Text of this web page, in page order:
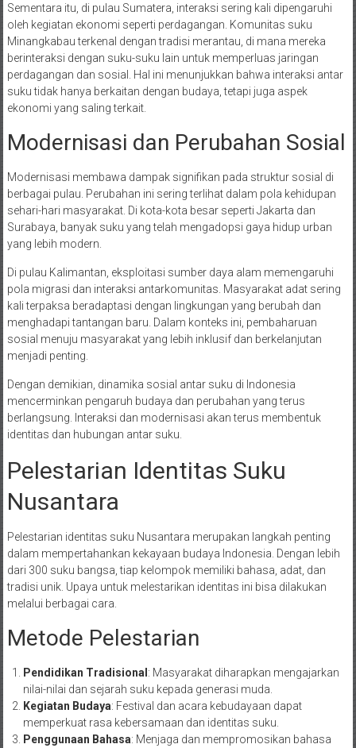
Sementara itu, di pulau Sumatera, interaksi sering kali dipengaruhi
oleh kegiatan ekonomi seperti perdagangan. Komunitas suku
Minangkabau terkenal dengan tradisi merantau, di mana mereka
berinteraksi dengan suku-suku lain untuk memperluas jaringan
perdagangan dan sosial. Hal ini menunjukkan bahwa interaksi antar
suku tidak hanya berkaitan dengan budaya, tetapi juga aspek
ekonomi yang saling terkait.
Modernisasi dan Perubahan Sosial
Modernisasi membawa dampak signifikan pada struktur sosial di
berbagai pulau. Perubahan ini sering terlihat dalam pola kehidupan
sehari-hari masyarakat. Di kota-kota besar seperti Jakarta dan
Surabaya, banyak suku yang telah mengadopsi gaya hidup urban
yang lebih modern.
Di pulau Kalimantan, eksploitasi sumber daya alam memengaruhi
pola migrasi dan interaksi antarkomunitas. Masyarakat adat sering
kali terpaksa beradaptasi dengan lingkungan yang berubah dan
menghadapi tantangan baru. Dalam konteks ini, pembaharuan
sosial menuju masyarakat yang lebih inklusif dan berkelanjutan
menjadi penting.
Dengan demikian, dinamika sosial antar suku di Indonesia
mencerminkan pengaruh budaya dan perubahan yang terus
berlangsung. Interaksi dan modernisasi akan terus membentuk
identitas dan hubungan antar suku.
Pelestarian Identitas Suku
Nusantara
Pelestarian identitas suku Nusantara merupakan langkah penting
dalam mempertahankan kekayaan budaya Indonesia. Dengan lebih
dari 300 suku bangsa, tiap kelompok memiliki bahasa, adat, dan
tradisi unik. Upaya untuk melestarikan identitas ini bisa dilakukan
melalui berbagai cara.
Metode Pelestarian
Pendidikan Tradisional : Masyarakat diharapkan mengajarkan
nilai-nilai dan sejarah suku kepada generasi muda.
Kegiatan Budaya: Festival dan acara kebudayaan dapat
memperkuat rasa kebersamaan dan identitas suku.
Penggunaan Bahasa: Menjaga dan mempromosikan bahasa